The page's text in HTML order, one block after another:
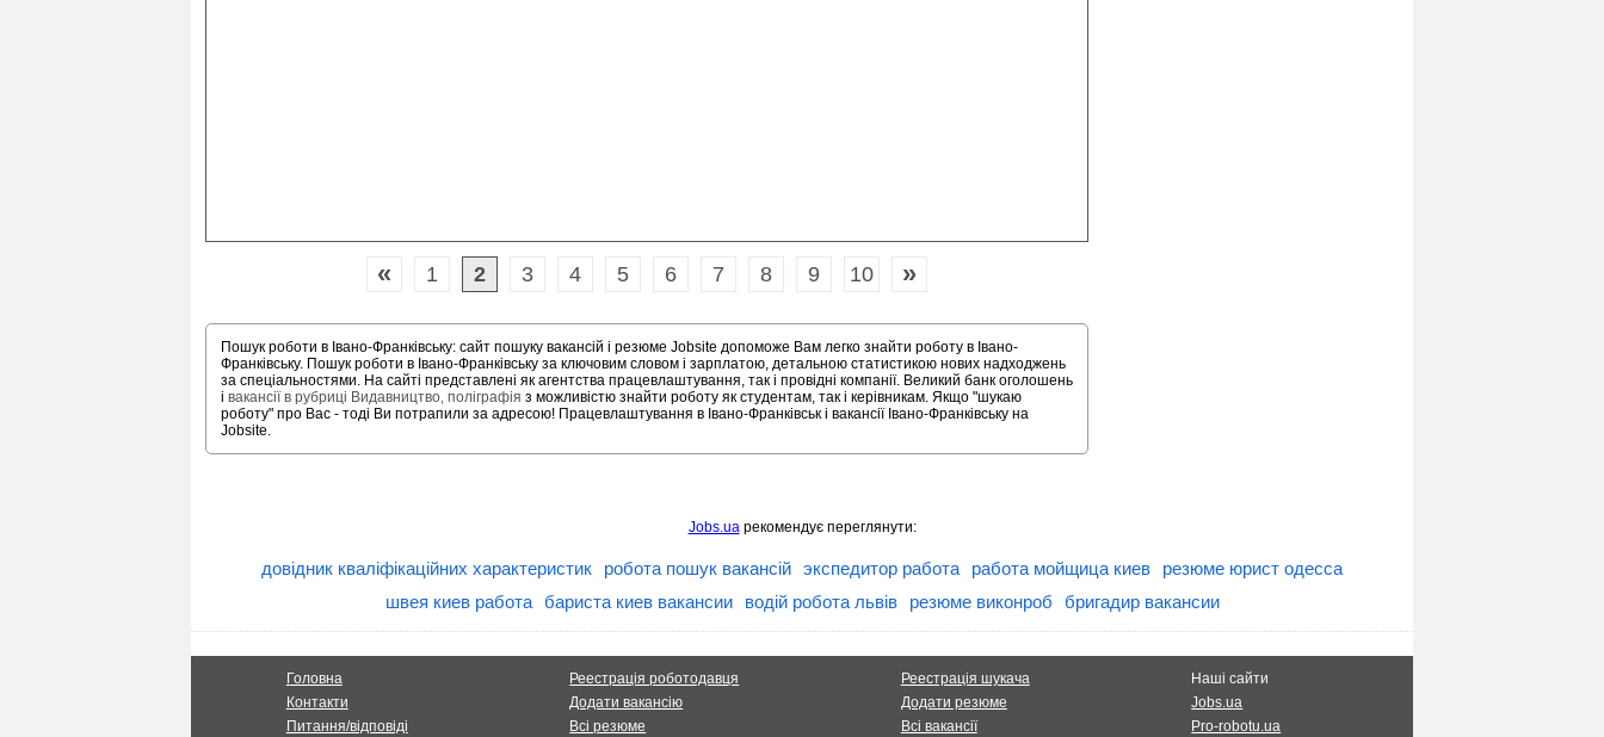
« 1 2 3 4 5 6 7 8 9 10 »
Пошук роботи в Івано-Франківську: сайт пошуку вакансій і резюме Jobsite допоможе Вам легко знайти роботу в Івано-
Франківську. Пошук роботи в Івано-Франківську за ключовим словом і зарплатою, детальною статистикою нових надходжень
за спеціальностями. На сайті представлені як агентства працевлаштування, так і провідні компанії. Великий банк оголошень
і вакансії в рубриці Видавництво, поліграфія з можливістю знайти роботу як студентам, так і керівникам. Якщо "шукаю
роботу" про Вас - тоді Ви потрапили за адресою! Працевлаштування в Івано-Франківськ і вакансії Івано-Франківську на
Jobsite.
Jobs.uaрекомендує переглянути:
довідник кваліфікаційних характеристик робота пошук вакансій экспедитор работа работа мойщица киев
резюме юрист одесса
швея киев работа
бариста киев вакансии водій робота львів резюме виконроб бригадир вакансии
Головна
Контакти
Питання/відповіді
Реестрація роботодавця
Додати вакансію
Всі резюме
Реестрація шукача
Додати резюме
Всі вакансії
Наші сайти
Jobs.ua
Pro-robotu.ua